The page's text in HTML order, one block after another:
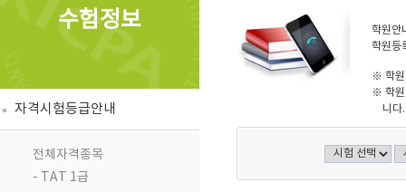
수험정보
자격시험등급안내
전체자격종목
- TAT 1급
학원안
학원등
※ 학원
※ 학원
니다.